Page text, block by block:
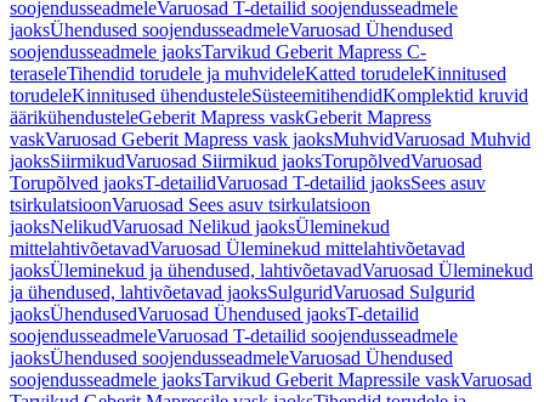
soojendusseadmeleVaruosad T-detailid soojendusseadmele
jaoksÜhendused soojendusseadmeleVaruosad Ühendused
soojendusseadmele jaoksTarvikud Geberit Mapress C-
teraseleTihendid torudele ja muhvideleKatted torudeleKinnitused
torudeleKinnitused ühendusteleSüsteemitihendidKomplektid kruvid
äärikühendusteleGeberit Mapress vaskGeberit Mapress
vaskVaruosad Geberit Mapress vask jaoksMuhvidVaruosad Muhvid
jaoksSiirmikudVaruosad Siirmikud jaoksTorupõlvedVaruosad
Torupõlved jaoksT-detailidVaruosad T-detailid jaoksSees asuv
tsirkulatsioonVaruosad Sees asuv tsirkulatsioon
jaoksNelikudVaruosad Nelikud jaoksÜleminekud
mittelahtivõetavadVaruosad Üleminekud mittelahtivõetavad
jaoksÜleminekud ja ühendused, lahtivõetavadVaruosad Üleminekud
ja ühendused, lahtivõetavad jaoksSulguridVaruosad Sulgurid
jaoksÜhendusedVaruosad Ühendused jaoksT-detailid
soojendusseadmeleVaruosad T-detailid soojendusseadmele
jaoksÜhendused soojendusseadmeleVaruosad Ühendused
soojendusseadmele jaoksTarvikud Geberit Mapressile vaskVaruosad